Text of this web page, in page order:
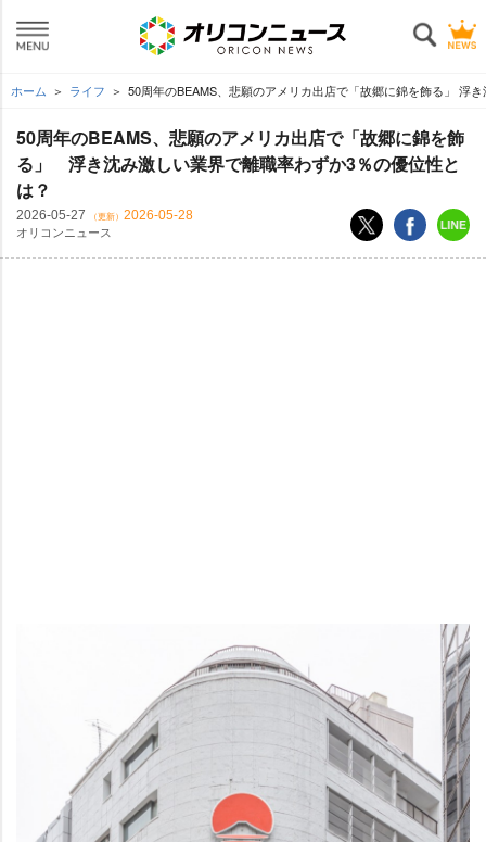
ホーム ライフ 50周年のBEAMS、悲願のアメリカ出店で「故郷に錦を飾る」 浮
50周年のBEAMS、悲願のアメリカ出店で「故郷に錦を飾
る」 浮き沈み激しい業界で離職率わずか3％の優位性と
は？
2026-05-27 （更新） 2026-05-28
オリコンニュース